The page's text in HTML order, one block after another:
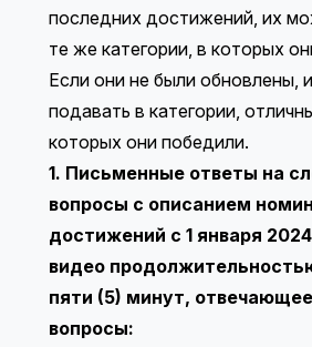
последних достижений, их
те же категории, в которых
Если они не были обновлены,
подавать в категории,
которых они победили.
1. Письменные ответы на
вопросы с описанием
достижений с 1 января
видео
пяти (5) минут,
вопросы: